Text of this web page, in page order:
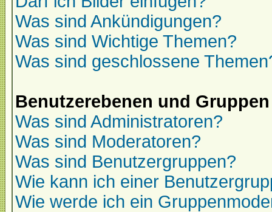
Was sind Ankündigungen?
Was sind Wichtige Themen?
Was sind geschlossene
Benutzerebenen und Gruppen
Was sind Administratoren?
Was sind Moderatoren?
Was sind Benutzergruppen?
Wie kann ich einer
Wie werde ich ein